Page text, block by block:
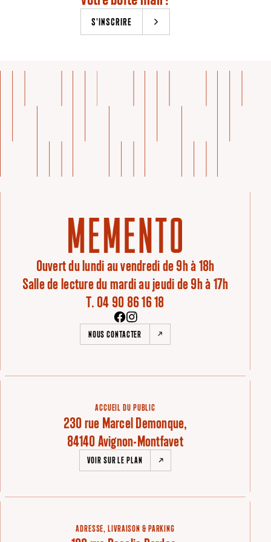
S'INSCRIRE
Ouvert du lundi au vendredi de 9h à 18h
Salle de lecture du mardi au jeudi de 9h à 17h
T. 04 90 86 16 18
NOUS CONTACTER
ACCUEIL DU PUBLIC
230 rue Marcel Demonque,
84140 Avignon-Montfavet
VOIR SUR LE PLAN
ADRESSE, LIVRAISON & PARKING